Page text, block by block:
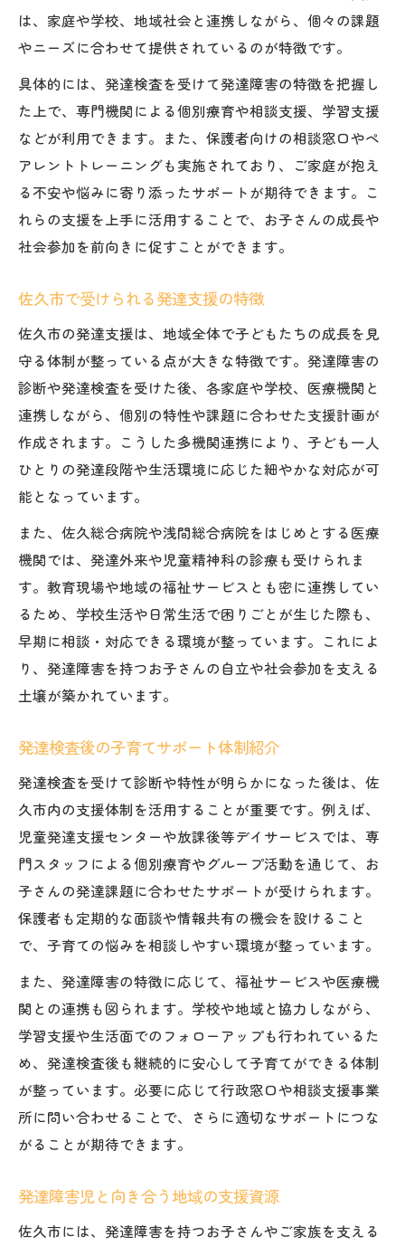
は、家庭や学校、地域社会と連携しながら、個々の課題
やニーズに合わせて提供されているのが特徴です。
具体的には、発達検査を受けて発達障害の特徴を把握し
た上で、専門機関による個別療育や相談支援、学習支援
などが利用できます。また、保護者向けの相談窓口やペ
アレントトレーニングも実施されており、ご家庭が抱え
る不安や悩みに寄り添ったサポートが期待できます。こ
れらの支援を上手に活用することで、お子さんの成長や
社会参加を前向きに促すことができます。
佐久市で受けられる発達支援の特徴
佐久市の発達支援は、地域全体で子どもたちの成長を見
守る体制が整っている点が大きな特徴です。発達障害の
診断や発達検査を受けた後、各家庭や学校、医療機関と
連携しながら、個別の特性や課題に合わせた支援計画が
作成されます。こうした多機関連携により、子ども一人
ひとりの発達段階や生活環境に応じた細やかな対応が可
能となっています。
また、佐久総合病院や浅間総合病院をはじめとする医療
機関では、発達外来や児童精神科の診療も受けられま
す。教育現場や地域の福祉サービスとも密に連携してい
るため、学校生活や日常生活で困りごとが生じた際も、
早期に相談・対応できる環境が整っています。これによ
り、発達障害を持つお子さんの自立や社会参加を支える
土壌が築かれています。
発達検査後の子育てサポート体制紹介
発達検査を受けて診断や特性が明らかになった後は、佐
久市内の支援体制を活用することが重要です。例えば、
児童発達支援センターや放課後等デイサービスでは、専
門スタッフによる個別療育やグループ活動を通じて、お
子さんの発達課題に合わせたサポートが受けられます。
保護者も定期的な面談や情報共有の機会を設けること
で、子育ての悩みを相談しやすい環境が整っています。
また、発達障害の特徴に応じて、福祉サービスや医療機
関との連携も図られます。学校や地域と協力しながら、
学習支援や生活面でのフォローアップも行われているた
め、発達検査後も継続的に安心して子育てができる体制
が整っています。必要に応じて行政窓口や相談支援事業
所に問い合わせることで、さらに適切なサポートにつな
がることが期待できます。
発達障害児と向き合う地域の支援資源
佐久市には、発達障害を持つお子さんやご家族を支える